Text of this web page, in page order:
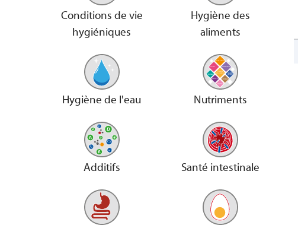
Conditions de vie
hygiéniques
Hygiène des
aliments
Hygiène de l'eau Nutriments
Additifs Santé intestinale